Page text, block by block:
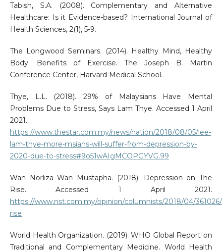
Tabish, S.A. (2008). Complementary and Alternative
Healthcare: Is it Evidence-based? International Journal of
Health Sciences, 2(1), 5-9.
The Longwood Seminars. (2014). Healthy Mind, Healthy
Body: Benefits of Exercise. The Joseph B. Martin
Conference Center, Harvard Medical School.
Thye, L.L. (2018). 29% of Malaysians Have Mental
Problems Due to Stress, Says Lam Thye. Accessed 1 April
2021.
https://www.thestar.com.my/news/nation/2018/08/05/lee-
lam-thye-more-msians-will-suffer-from-depression-by-
2020-due-to-stress#9o51wAIgMCOPGYVG.99
Wan Norliza Wan Mustapha. (2018). Depression on The
Rise. Accessed 1 April 2021.
https://www.nst.com.my/opinion/columnists/2018/04/
rise
World Health Organization. (2019). WHO Global Report on
Traditional and Complementary Medicine. World Health